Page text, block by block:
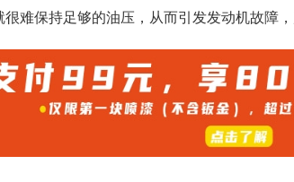
难保持足够的油压，从而引发发动机故障，